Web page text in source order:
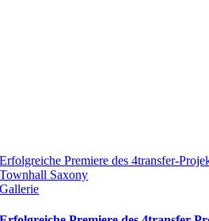
Erfolgreiche Premiere des 4transfer-
Townhall Saxony
Gallerie